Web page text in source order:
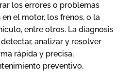
los errores o problemas
el motor, los frenos, o la
entre otros. La diagnosis
analizar y resolver
rápida y precisa,
preventivo,